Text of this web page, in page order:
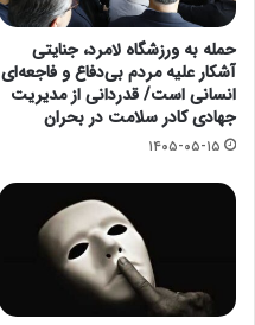
حمله به ورزشگاه لامرد، جنایتی
آشکار علیه مردم بی‌دفاع و فاجعه‌ای
انسانی است/ قدردانی از مدیریت
جهادی کادر سلامت در بحران
۱۴۰۵-۰۵-۱۵